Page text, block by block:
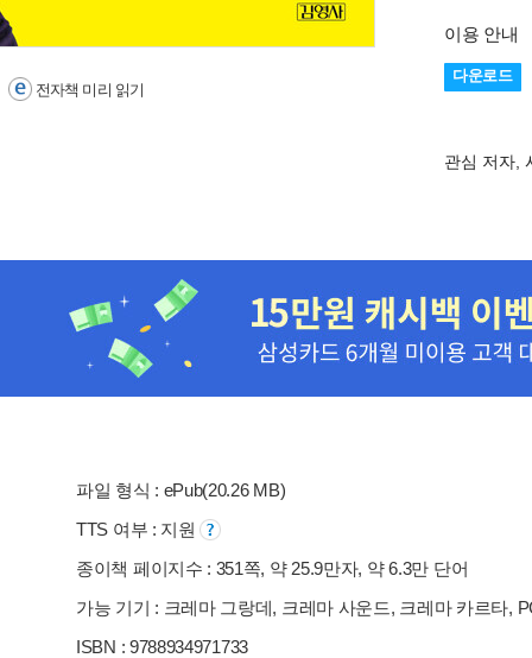
전자책 미리 읽기
이용 안내
다운로드
관심 저자,
파일 형식 : ePub(20.26 MB)
TTS 여부 : 지원
종이책 페이지수 : 351쪽, 약 25.9만자, 약 6.3만 단어
가능 기기 : 크레마 그랑데, 크레마 사운드, 크레마 카르타,
ISBN : 9788934971733